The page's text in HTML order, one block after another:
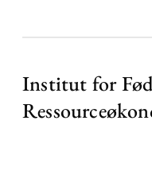
Institut for